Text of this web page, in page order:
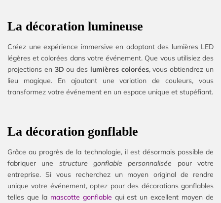
La décoration lumineuse
Créez une expérience immersive en adoptant des lumières LED
légères et colorées dans votre événement. Que vous utilisiez des
projections en 3Dou des lumières colorées, vous obtiendrez un
lieu magique. En ajoutant une variation de couleurs, vous
transformez votre événement en un espace unique et stupéfiant.
La décoration gonflable
Grâce au progrès de la technologie, il est désormais possible de
fabriquer une structure gonflable personnalisée pour votre
entreprise. Si vous recherchez un moyen original de rendre
unique votre événement, optez pour des décorations gonflables
telles que la mascotte gonflable qui est un excellent moyen de